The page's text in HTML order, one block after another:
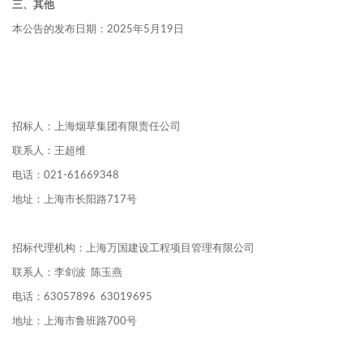
三、其他
本公告的发布日期：2025年5月19日
招标人：上海烟草集团有限责任公司
联系人：王超维
电话：021-61669348
地址：上海市长阳路717号
招标代理机构：上海万国建设工程项目管理有限公司
联系人：李剑波 陈玉燕
电话：63057896 63019695
地址：上海市鲁班路700号